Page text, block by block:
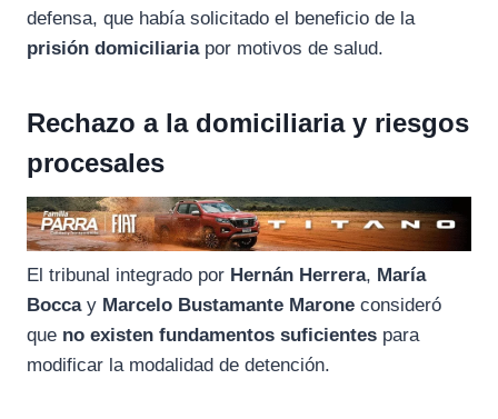
defensa, que había solicitado el beneficio de la
prisión domiciliariapor motivos de salud.
Rechazo a la domiciliaria y riesgos
procesales
El tribunal integrado por Hernán Herrera, María
Boccay Marcelo Bustamante Marone consideró
que no existen fundamentos suficientes para
modificar la modalidad de detención.